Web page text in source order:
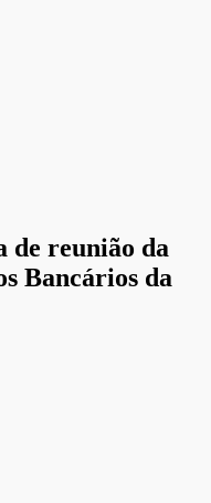
reunião da
Bancários da